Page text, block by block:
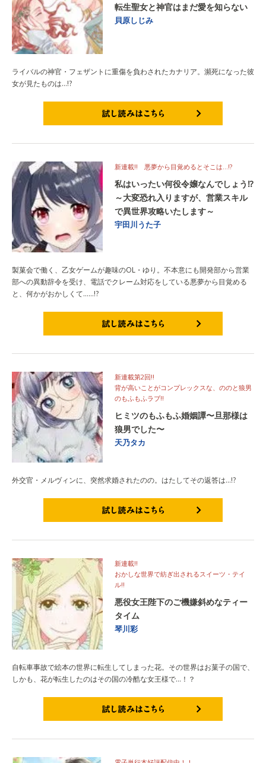
転生聖女と神官はまだ愛を知らない
貝原しじみ
ライバルの神官・フェザントに重傷を負わされたカナリア。瀕死になった彼
女が見たものは…!?
新連載!! 悪夢から目覚めるとそこは…!?
私はいったい何役令嬢なんでしょう⁉
～大変恐れ入りますが、営業スキル
で異世界攻略いたします～
宇田川うた子
製菓会で働く、乙女ゲームが趣味のOL・ゆり。不本意にも開発部から営業
部への異動辞令を受け、電話でクレーム対応をしている悪夢から目覚める
と、何かがおかしくて……!?
新連載第2回!!
背が高いことがコンプレックスな、ののと狼男
のもふもふラブ!!
ヒミツのもふもふ婚姻譚〜旦那様は
狼男でした〜
天乃タカ
外交官・メルヴィンに、突然求婚されたのの。はたしてその返答は…!?
新連載!!
おかしな世界で紡ぎ出されるスイーツ・テイ
ル!!
悪役女王陛下のご機嫌斜めなティー
タイム
琴川彩
自転車事故で絵本の世界に転生してしまった花。その世界はお菓子の国で、
しかも、花が転生したのはその国の冷酷な女王様で…！？